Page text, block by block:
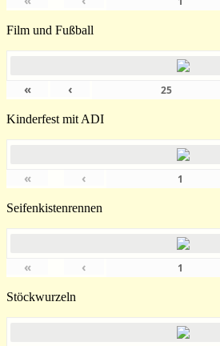
Film und Fußball
« ‹
Kinderfest mit ADI
« ‹
Seifenkistenrennen
« ‹
Stöckwurzeln